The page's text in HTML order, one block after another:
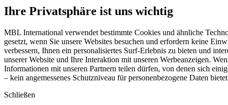
Ihre Privatsphäre ist uns wichtig
MBL International verwendet bestimmte Cookies und ähnliche
gesetzt, wenn Sie unsere Websites besuchen und erfordern keine
verbessern, Ihnen ein personalisiertes Surf-Erlebnis zu bieten und
unserer Website und Ihre Interaktion mit unseren Werbeanzeigen.
Informationen mit unseren Partnern teilen dürfen, von denen sich
– kein angemessenes Schutzniveau für personenbezogene Daten
Schließen